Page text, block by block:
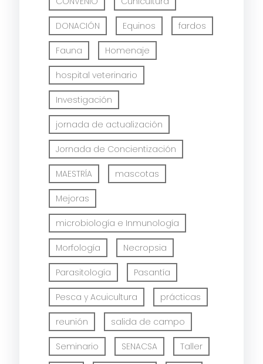
DONACIÓN Equinos fardos
Fauna Homenaje
hospital veterinario
Investigación
jornada de actualización
Jornada de Concientización
MAESTRÍA mascotas
Mejoras
microbiología e Inmunología
Morfología Necropsia
Parasitología Pasantía
Pesca y Acuicultura prácticas
reunión salida de campo
Seminario SENACSA Taller